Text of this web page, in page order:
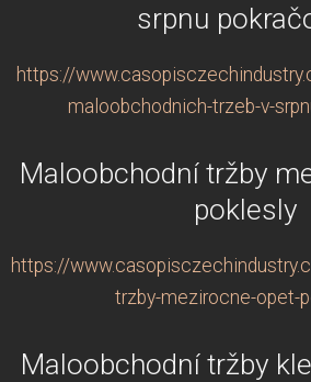
srpnu
https://
maloobchodnich-trzeb-v-
Maloobchodní tržby
poklesly
https://
trzby-mezirocne-opet-
Maloobchodní tržby